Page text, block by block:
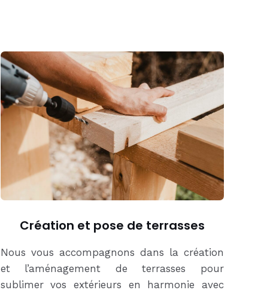
Création et pose de terrasses
Nous vous accompagnons dans la création
et l’aménagement de terrasses pour
sublimer vos extérieurs en harmonie avec